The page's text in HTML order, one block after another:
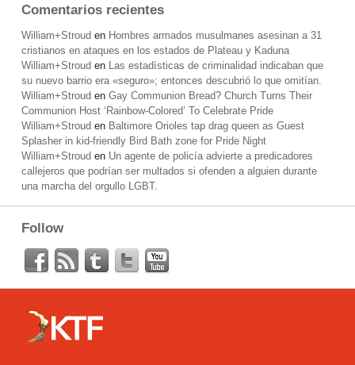
Comentarios recientes
William+Stroud en Hombres armados musulmanes asesinan a 31
cristianos en ataques en los estados de Plateau y Kaduna
William+Stroud en Las estadísticas de criminalidad indicaban que
su nuevo barrio era «seguro»; entonces descubrió lo que omitían.
William+Stroud en Gay Communion Bread? Church Turns Their
Communion Host ‘Rainbow-Colored’ To Celebrate Pride
William+Stroud en Baltimore Orioles tap drag queen as Guest
Splasher in kid-friendly Bird Bath zone for Pride Night
William+Stroud en Un agente de policía advierte a predicadores
callejeros que podrían ser multados si ofenden a alguien durante
una marcha del orgullo LGBT.
Follow